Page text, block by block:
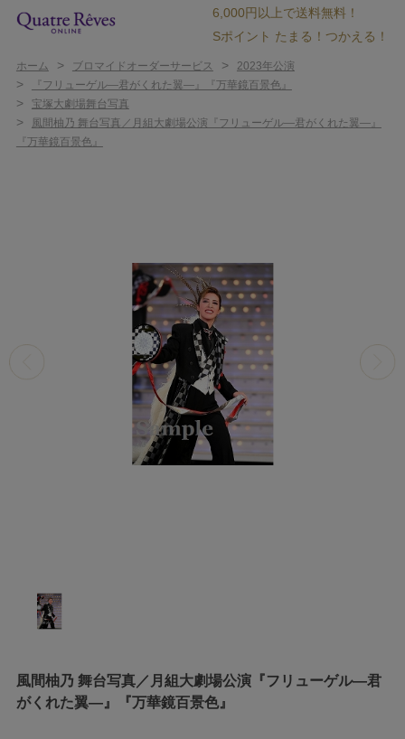
6,000円以上で送料無料！
Sポイント たまる！つかえる！
ホーム > ブロマイドオーダーサービス > 2023年公演
> 『フリューゲル―君がくれた翼―』『万華鏡百景色』
> 宝塚大劇場舞台写真
>
風間柚乃 舞台写真／月組大劇場公演『フリューゲル―君がくれた翼―』
『万華鏡百景色』
風間柚乃 舞台写真／月組大劇場公演『フリューゲル―君
がくれた翼―』『万華鏡百景色』